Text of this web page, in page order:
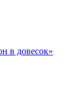
в довесок»